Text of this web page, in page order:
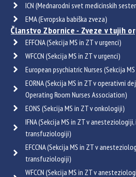
ICN (Mednarodni svet medicinskih
EMA (Evropska babiška zveza)
Članstvo Zbornice - Zveze v tujih
EFFCNA (Sekcija MS in ZT v urgenci)
WFCCN (Sekcija MS in ZT v urgenci)
European psychiatric Nurses (Sekcija
EORNA (Sekcija MS in ZT v operativni
Operating Room Nurses Association)
EONS (Sekcija MS in ZT v onkologiji)
IFNA (Sekcija MS in ZT v
transfuziologiji)
EFCCNA (Sekcija MS in ZT v
transfuziologiji)
WFCCN (Sekcija MS in ZT v